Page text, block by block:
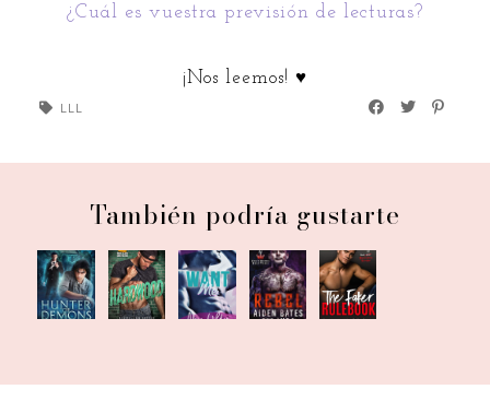
¿Cuál es vuestra previsión de lecturas?
¡Nos leemos! ♥
LLL
También podría gustarte
LLL |
Octubre
LLL |
Julio
LLL |
Mayo
LLL |
Marzo
LLL |
Febrero